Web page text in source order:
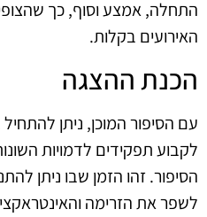
התחלה, אמצע וסוף, כך
האירועים בקלות.
הכנת ההצגה
עם הסיפור המוכן, ניתן
לקבוע תפקידים לדמויות
הסיפור. זהו הזמן שבו ניתן
לשפר את הזרימה